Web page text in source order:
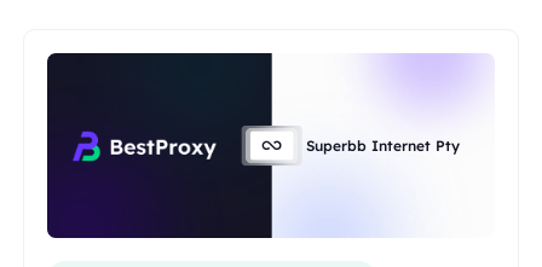
Superbb Internet Pty